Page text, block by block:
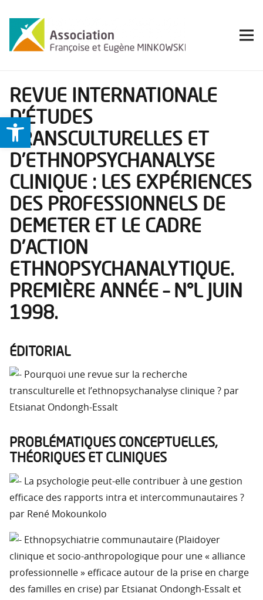
REVUE INTERNATIONALE
D’ÉTUDES
TRANSCULTURELLES ET
D’ETHNOPSYCHANALYSE
CLINIQUE : LES EXPÉRIENCES
DES PROFESSIONNELS DE
DEMETER ET LE CADRE
D’ACTION
ETHNOPSYCHANALYTIQUE.
PREMIÈRE ANNÉE – N°L JUIN
1998.
ÉDITORIAL
Pourquoi une revue sur la recherche
transculturelle et l’ethnopsychanalyse clinique ? par
Etsianat Ondongh-Essalt
PROBLÉMATIQUES CONCEPTUELLES,
THÉORIQUES ET CLINIQUES
La psychologie peut-elle contribuer à une gestion
efficace des rapports intra et intercommunautaires ?
par René Mokounkolo
Ethnopsychiatrie communautaire (Plaidoyer
clinique et socio-anthropologique pour une « alliance
professionnelle » efficace autour de la prise en charge
des familles en crise) par Etsianat Ondongh-Essalt et
Ouvrir la barre d’outils